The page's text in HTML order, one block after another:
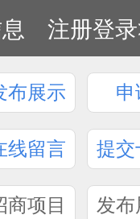
注册登
布展示 申
线留言 提交
商项目 发